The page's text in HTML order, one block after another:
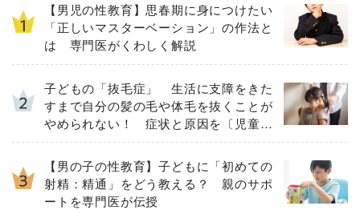
【男児の性教育】思春期に身につけたい
「正しいマスターベーション」の作法と
は 専門医がくわしく解説
子どもの「抜毛症」 生活に支障をきた
すまで自分の髪の毛や体毛を抜くことが
やめられない！ 症状と原因を〔児童精
神科医が解説〕
【男の子の性教育】子どもに「初めての
射精：精通」をどう教える？ 親のサポ
ートを専門医が伝授